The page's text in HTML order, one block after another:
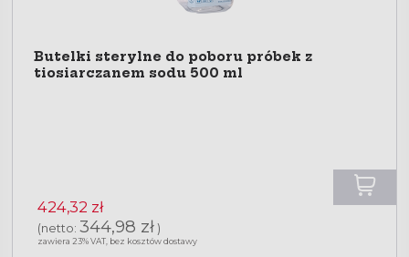
Butelki sterylne do poboru próbek z
tiosiarczanem sodu 500 ml
424,32 zł
(netto: 344,98 zł)
zawiera 23% VAT, bez kosztów dostawy